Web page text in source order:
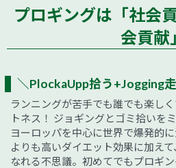
プロギングは「社会
会貢献」
＼PlockaUpp拾う+Jogging
ランニングが苦手でも誰でも楽し
トネス！ ジョギングとゴミ拾いを
ヨーロッパを中心に世界で爆発的
よりも高いダイエット効果に加え
なれる不思議。初めてでもプロギ